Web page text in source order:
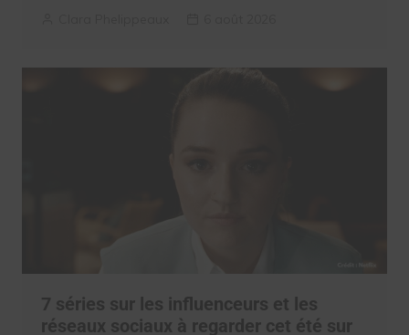
7 séries sur les influenceurs et les
réseaux sociaux à regarder cet été sur